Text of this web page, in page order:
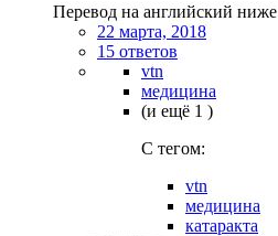
Перевод на английский ниже
22 марта, 2018
15 ответов
vtn
медицина
(и ещё 1 )
C тегом:
vtn
медицина
катаракта